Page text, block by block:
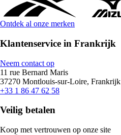
Ontdek al onze merken
Klantenservice in Frankrijk
Neem contact op
11 rue Bernard Maris
37270 Montlouis-sur-Loire, Frankrijk
+33 1 86 47 62 58
Veilig betalen
Koop met vertrouwen op onze site